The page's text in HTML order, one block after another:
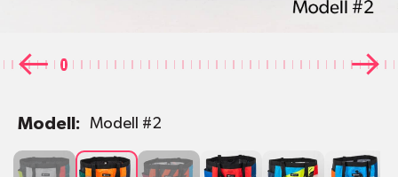
Modell: Modell #2
Modell
Modell
Modell
Modell
Modell
Modell